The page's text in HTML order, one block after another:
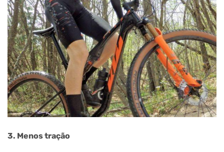
3. Menos tração